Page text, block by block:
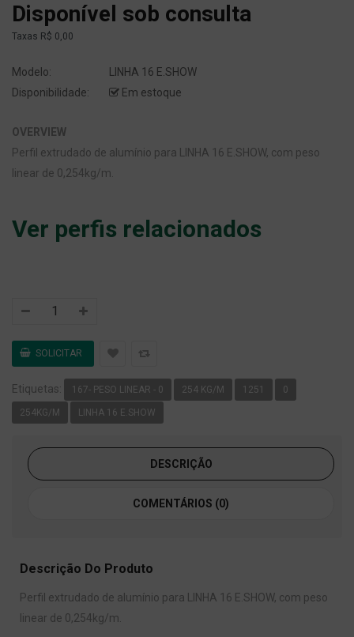
Disponível sob consulta
Taxas R$ 0,00
Modelo:
LINHA 16 E.SHOW
Disponibilidade:
Em estoque
OVERVIEW
Perfil extrudado de alumínio para LINHA 16 E.SHOW, com peso
linear de 0,254kg/m.
Ver perfis relacionados
Etiquetas: 167- PESO LINEAR - 0 254 KG/M 1251 0
254KG/M LINHA 16 E.SHOW
DESCRIÇÃO
COMENTÁRIOS (0)
Descrição Do Produto
Perfil extrudado de alumínio para LINHA 16 E.SHOW, com peso
linear de 0,254kg/m.